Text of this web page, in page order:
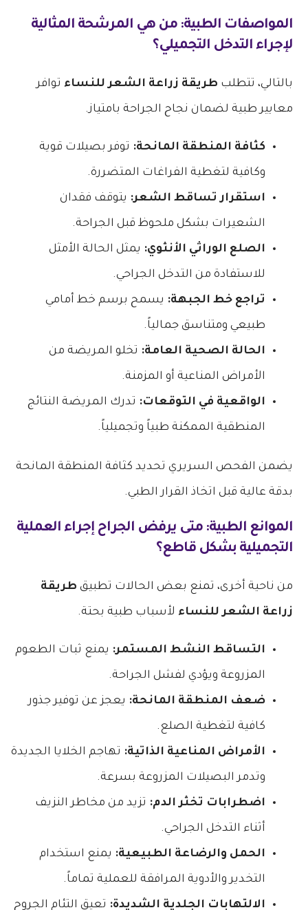
المواصفات الطبية: من هي المرشحة المثالية
لإجراء التدخل التجميلي؟
بالتالي، تتطلب طريقة زراعة الشعر للنساء توافر
معايير طبية لضمان نجاح الجراحة بامتياز.
كثافة المنطقة المانحة: توفر بصيلات قوية
وكافية لتغطية الفراغات المتضررة.
استقرار تساقط الشعر: يتوقف فقدان
الشعيرات بشكل ملحوظ قبل الجراحة.
الصلع الوراثي الأنثوي: يمثل الحالة الأمثل
للاستفادة من التدخل الجراحي.
تراجع خط الجبهة: يسمح برسم خط أمامي
طبيعي ومتناسق جمالياً.
الحالة الصحية العامة: تخلو المريضة من
الأمراض المناعية أو المزمنة.
الواقعية في التوقعات: تدرك المريضة النتائج
المنطقية الممكنة طبياً وتجميلياً.
يضمن الفحص السريري تحديد كثافة المنطقة المانحة
بدقة عالية قبل اتخاذ القرار الطبي.
الموانع الطبية: متى يرفض الجراح إجراء العملية
التجميلية بشكل قاطع؟
من ناحية أخرى، تمنع بعض الحالات تطبيق طريقة
زراعة الشعر للنساء لأسباب طبية بحتة.
التساقط النشط المستمر: يمنع ثبات الطعوم
المزروعة ويؤدي لفشل الجراحة.
ضعف المنطقة المانحة: يعجز عن توفير جذور
كافية لتغطية الصلع.
الأمراض المناعية الذاتية: تهاجم الخلايا الجديدة
وتدمر البصيلات المزروعة بسرعة.
اضطرابات تخثر الدم: تزيد من مخاطر النزيف
أثناء التدخل الجراحي.
الحمل والرضاعة الطبيعية: يمنع استخدام
التخدير والأدوية المرافقة للعملية تماماً.
الالتهابات الجلدية الشديدة: تعيق التئام الجروح